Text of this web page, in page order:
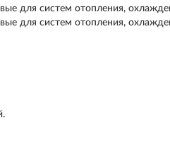
для систем отопления,
для систем отопления,